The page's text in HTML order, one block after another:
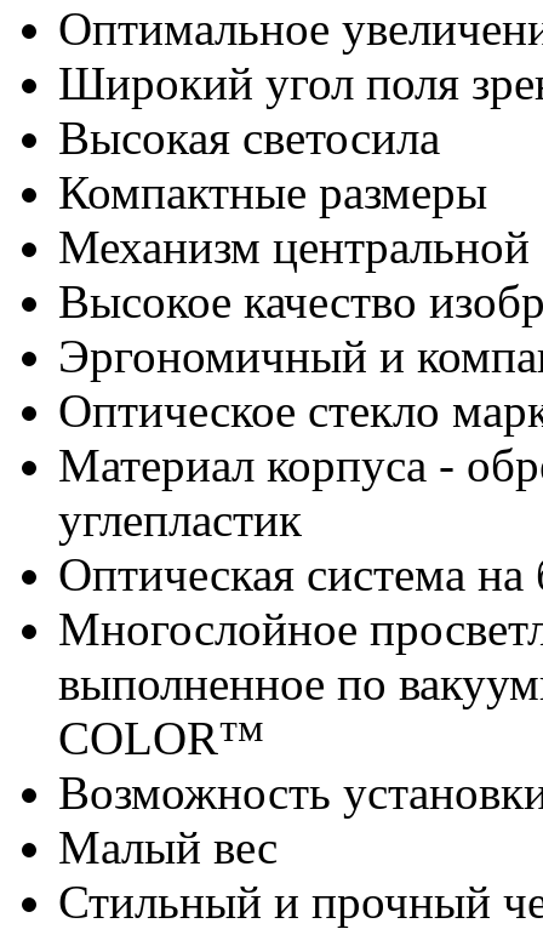
Оптимальное
Широкий угол поля
Высокая светосила
Компактные размеры
Механизм
Высокое качество
Эргономичный и
Оптическое стекло
Материал корпуса -
углепластик
Оптическая система
Многослойное
выполненное по
COLOR™
Возможность
Малый вес
Стильный и прочный